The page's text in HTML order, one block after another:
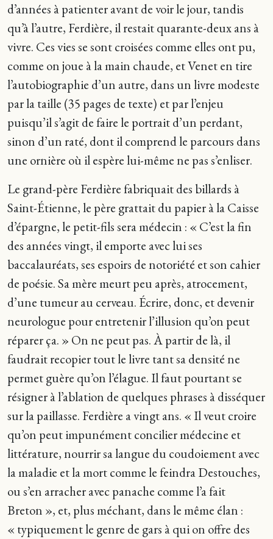
d’années à patienter avant de voir le jour, tandis
qu’à l’autre, Ferdière, il restait quarante-deux ans à
vivre. Ces vies se sont croisées comme elles ont pu,
comme on joue à la main chaude, et Venet en tire
l’autobiographie d’un autre, dans un livre modeste
par la taille (35 pages de texte) et par l’enjeu
puisqu’il s’agit de faire le portrait d’un perdant,
sinon d’un raté, dont il comprend le parcours dans
une ornière où il espère lui-même ne pas s’enliser.
Le grand-père Ferdière fabriquait des billards à
Saint-Étienne, le père grattait du papier à la Caisse
d’épargne, le petit-fils sera médecin : « C’est la fin
des années vingt, il emporte avec lui ses
baccalauréats, ses espoirs de notoriété et son cahier
de poésie. Sa mère meurt peu après, atrocement,
d’une tumeur au cerveau. Écrire, donc, et devenir
neurologue pour entretenir l’illusion qu’on peut
réparer ça. » On ne peut pas. À partir de là, il
faudrait recopier tout le livre tant sa densité ne
permet guère qu’on l’élague. Il faut pourtant se
résigner à l’ablation de quelques phrases à disséquer
sur la paillasse. Ferdière a vingt ans. « Il veut croire
qu’on peut impunément concilier médecine et
littérature, nourrir sa langue du coudoiement avec
la maladie et la mort comme le feindra Destouches,
ou s’en arracher avec panache comme l’a fait
Breton », et, plus méchant, dans le même élan :
« typiquement le genre de gars à qui on offre des